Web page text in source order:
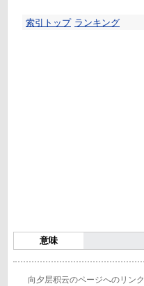
索引トップ ランキング
意味
向夕层积云のページへのリンク